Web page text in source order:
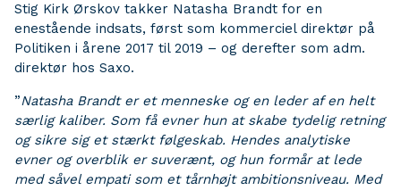
Stig Kirk Ørskov takker Natasha Brandt for en
enestående indsats, først som kommerciel direktør på
Politiken i årene 2017 til 2019 – og derefter som adm.
direktør hos Saxo.
”Natasha Brandt er et menneske og en leder af en helt
særlig kaliber. Som få evner hun at skabe tydelig retning
og sikre sig et stærkt følgeskab. Hendes analytiske
evner og overblik er suverænt, og hun formår at lede
med såvel empati som et tårnhøjt ambitionsniveau. Med